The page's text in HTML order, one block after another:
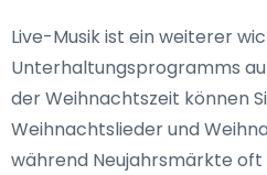
Live-Musik ist ein weiterer
Unterhaltungsprogramms
der Weihnachtszeit können
Weihnachtslieder und
während Neujahrsmärkte